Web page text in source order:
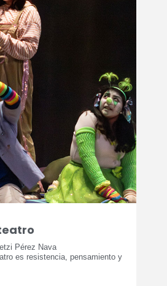
Pérez Nava
es resistencia, pensamiento y